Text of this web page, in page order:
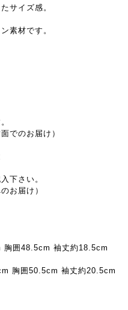
サイズ感。
素材です。
でのお届け）
下さい。
お届け）
囲48.5cm 袖丈約18.5cm
胸囲50.5cm 袖丈約20.5cm